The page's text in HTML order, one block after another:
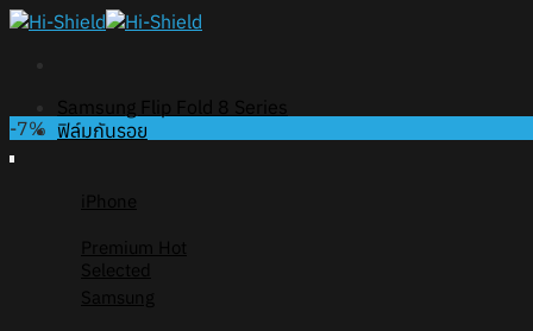
Skip
Samsung Flip Fold 8 Series
ฟิล์มกันรอย
iPhone
Premium
Selected
Samsung
-7%